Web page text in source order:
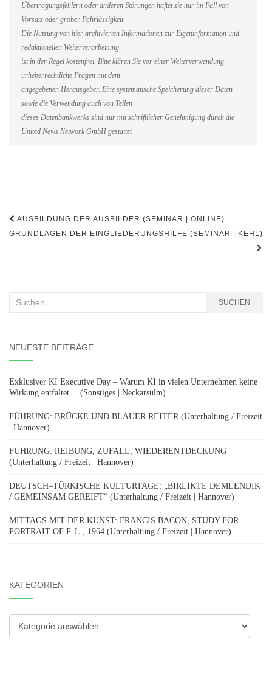
Übertragungsfehlern oder anderen Störungen haftet sie nur im Fall von
Vorsatz oder grober Fahrlässigkeit.
Die Nutzung von hier archivierten Informationen zur Eigeninformation und
redaktionellen Weiterverarbeitung
ist in der Regel kostenfrei. Bitte klären Sie vor einer Weiterverwendung
urheberrechtliche Fragen mit dem
angegebenen Herausgeber. Eine systematische Speicherung dieser Daten
sowie die Verwendung auch von Teilen
dieses Datenbankwerks sind nur mit schriftlicher Genehmigung durch die
United News Network GmbH gestattet
Beitragsnavigation
AUSBILDUNG DER AUSBILDER (SEMINAR | ONLINE)
GRUNDLAGEN DER EINGLIEDERUNGSHILFE (SEMINAR | KEHL)
Suchen
SUCHEN
NEUESTE BEITRÄGE
Exklusiver KI Executive Day – Warum KI in vielen Unternehmen keine
Wirkung entfaltet… (Sonstiges | Neckarsulm)
FÜHRUNG: BRÜCKE UND BLAUER REITER (Unterhaltung / Freizeit
| Hannover)
FÜHRUNG: REIBUNG, ZUFALL, WIEDERENTDECKUNG
(Unterhaltung / Freizeit | Hannover)
DEUTSCH–TÜRKISCHE KULTURTAGE: „BIRLIKTE DEMLENDIK
/ GEMEINSAM GEREIFT“ (Unterhaltung / Freizeit | Hannover)
MITTAGS MIT DER KUNST: FRANCIS BACON, STUDY FOR
PORTRAIT OF P. L., 1964 (Unterhaltung / Freizeit | Hannover)
KATEGORIEN
Kategorien